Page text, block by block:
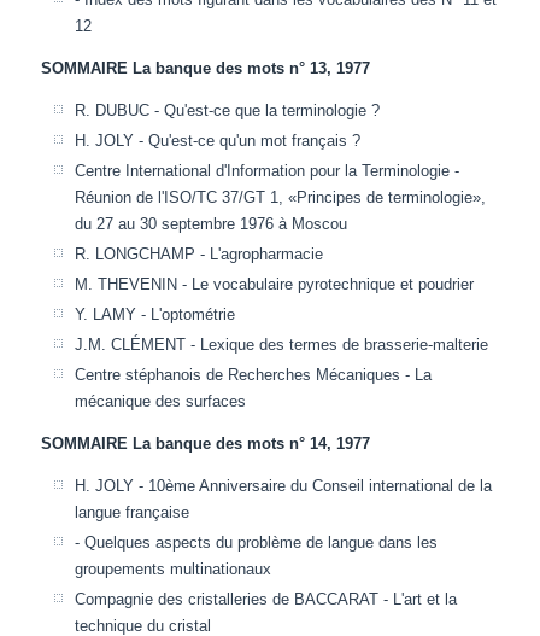
12
SOMMAIRE La banque des mots n° 13, 1977
R. DUBUC - Qu'est-ce que la terminologie ?
H. JOLY - Qu'est-ce qu'un mot français ?
Centre International d'Information pour la Terminologie -
Réunion de l'ISO/TC 37/GT 1, «Principes de terminologie»,
du 27 au 30 septembre 1976 à Moscou
R. LONGCHAMP - L'agropharmacie
M. THEVENIN - Le vocabulaire pyrotechnique et poudrier
Y. LAMY - L'optométrie
J.M. CLÉMENT - Lexique des termes de brasserie-malterie
Centre stéphanois de Recherches Mécaniques - La
mécanique des surfaces
SOMMAIRE La banque des mots n° 14, 1977
H. JOLY - 10ème Anniversaire du Conseil international de la
langue française
- Quelques aspects du problème de langue dans les
groupements multinationaux
Compagnie des cristalleries de BACCARAT - L'art et la
technique du cristal